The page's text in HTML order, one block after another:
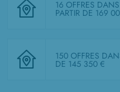
16
PARTIR DE 169
150
DE 145 350 €